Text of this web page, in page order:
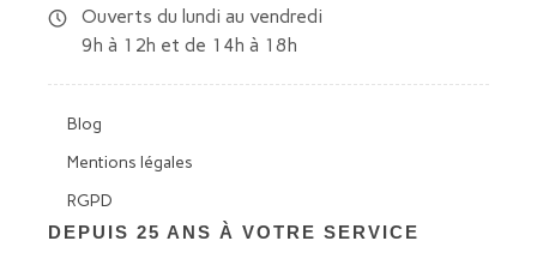
Ouverts du lundi au vendredi
9h à 12h et de 14h à 18h
Blog
Mentions légales
RGPD
DEPUIS 25 ANS À VOTRE SERVICE